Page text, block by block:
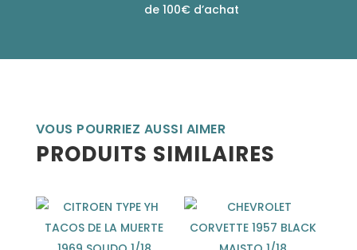
de 100€ d’achat
VOUS POURRIEZ AUSSI AIMER
PRODUITS SIMILAIRES